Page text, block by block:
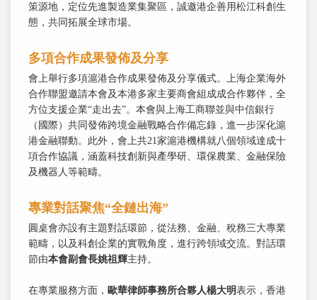
策源地，定位先進製造業集聚區，誠邀港企善用松江科創生
態，共同拓展全球市場。
多項合作成果發佈及分享
會上舉行多項滬港合作成果發佈及分享儀式。上海企業海外
合作聯盟邀請本會及本港多家主要商會組成成合作夥伴，全
方位支援企業“走出去”。本會與上海工商聯並與中信銀行
（國際）共同發佈跨境金融戰略合作備忘錄，進一步深化滬
港金融聯動。此外，會上共21家滬港機構就八個領域達成十
項合作協議，涵蓋科技創新與產學研、環保農業、金融保險
及機器人等範疇。
專業對話聚焦“全鏈出海”
圓桌會亦設有主題對話環節，從法務、金融、稅務三大專業
範疇，以及科創企業的實戰角度，進行跨領域交流。對話環
節由本會副會長姚祖輝主持。
在專業服務方面， 歐華律師事務所合夥人楊大明表示，香港